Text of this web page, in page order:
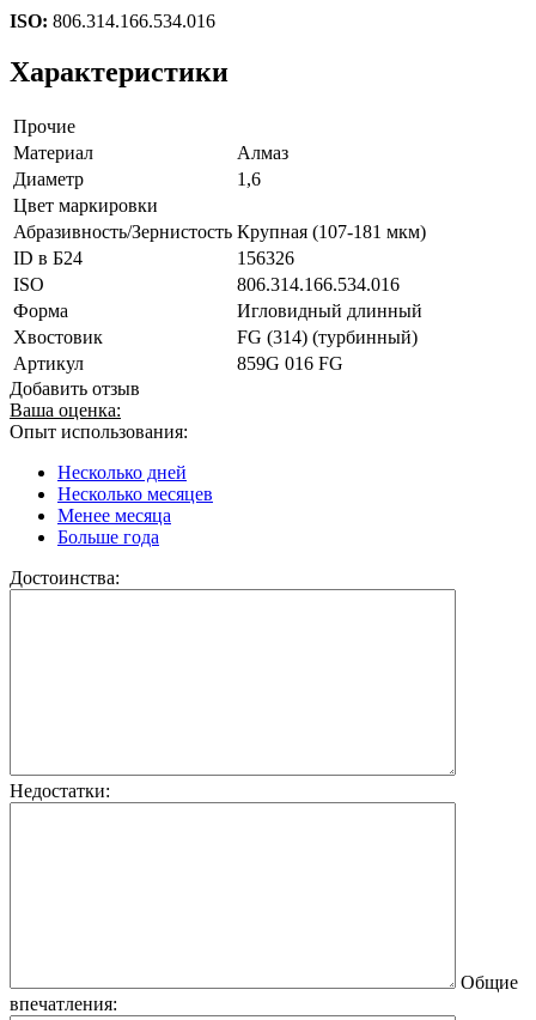
ISO: 806.314.166.534.016
Характеристики
Прочие
Материал
Алмаз
Диаметр
1,6
Цвет маркировки
Абразивность/Зернистость Крупная (107-181 мкм)
ID в Б24
156326
ISO
806.314.166.534.016
Форма
Игловидный длинный
Хвостовик
FG (314) (турбинный)
Артикул
859G 016 FG
Добавить отзыв
Ваша оценка:
Опыт использования:
Несколько дней
Несколько месяцев
Менее месяца
Больше года
Достоинства:
Недостатки:
Общие
впечатления: